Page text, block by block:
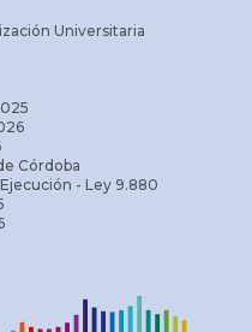
Universitaria
Córdoba
- Ley 9.880